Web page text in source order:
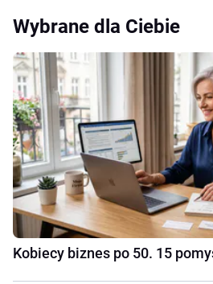
Wybrane dla Ciebie
Kobiecy biznes po 50. 15